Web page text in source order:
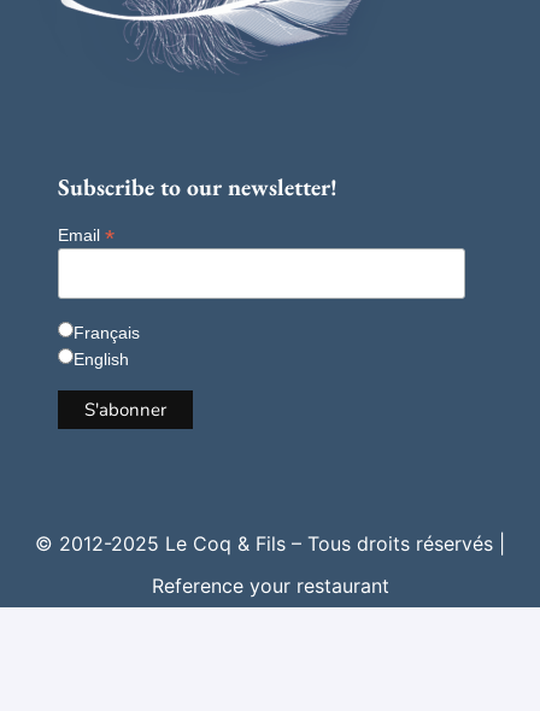
Subscribe to our newsletter!
Email *
Français
English
© 2012-2025 Le Coq & Fils – Tous droits réservés |
Reference your restaurant